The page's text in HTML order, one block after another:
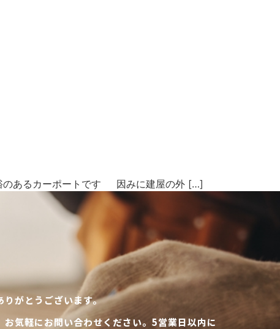
のあるカーポートです 因みに建屋の外 […]
りがとうございます。
気軽にお問い合わせください。5営業日以内に